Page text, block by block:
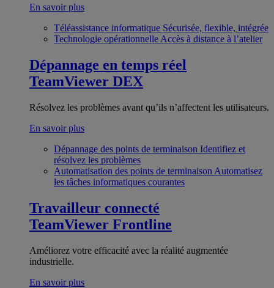
En savoir plus
Téléassistance informatique Sécurisée, flexible, intégrée
Technologie opérationnelle Accès à distance à l’atelier
Dépannage en temps réel
TeamViewer DEX
Résolvez les problèmes avant qu’ils n’affectent les utilisateurs.
En savoir plus
Dépannage des points de terminaison Identifiez et
résolvez les problèmes
Automatisation des points de terminaison Automatisez
les tâches informatiques courantes
Travailleur connecté
TeamViewer Frontline
Améliorez votre efficacité avec la réalité augmentée
industrielle.
En savoir plus